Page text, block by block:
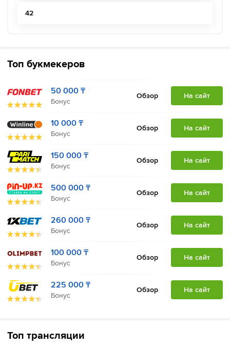
42
Топ букмекеров
50 000 ₸
Бонус
Обзор На сайт
10 000 ₸
Бонус
Обзор На сайт
150 000 ₸
Бонус
Обзор На сайт
500 000 ₸
Бонус
Обзор На сайт
260 000 ₸
Бонус
Обзор На сайт
100 000 ₸
Бонус
Обзор На сайт
225 000 ₸
Бонус
Обзор На сайт
Топ трансляции